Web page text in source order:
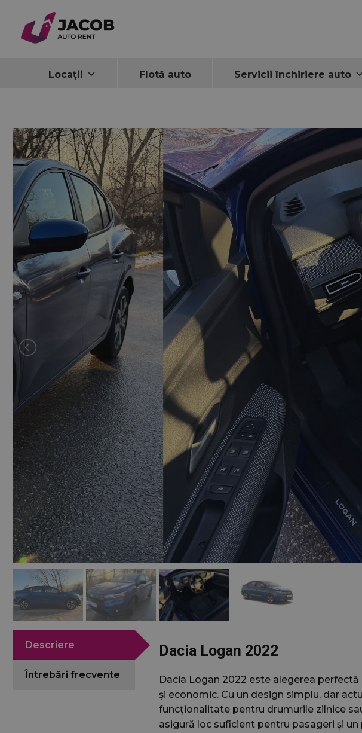
Locații Flotă auto Servicii închiriere auto
Descriere
Întrebări frecvente
Dacia Logan 2022
Dacia Logan 2022 este alegerea
și economic. Cu un design simplu, dar
funcționalitate pentru drumurile zilnice
asigură loc suficient pentru pasageri și